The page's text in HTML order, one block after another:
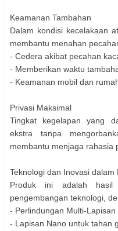
Keamanan Tambahan
Dalam kondisi kecelakaan
membantu menahan
- Cedera akibat pecahan
- Memberikan waktu
- Keamanan mobil dan
Privasi Maksimal
Tingkat kegelapan yang
ekstra tanpa
membantu menjaga rahasia
Teknologi dan Inovasi dalam
Produk ini adalah hasil
pengembangan teknologi,
- Perlindungan Multi-Lapisan
- Lapisan Nano untuk tahan